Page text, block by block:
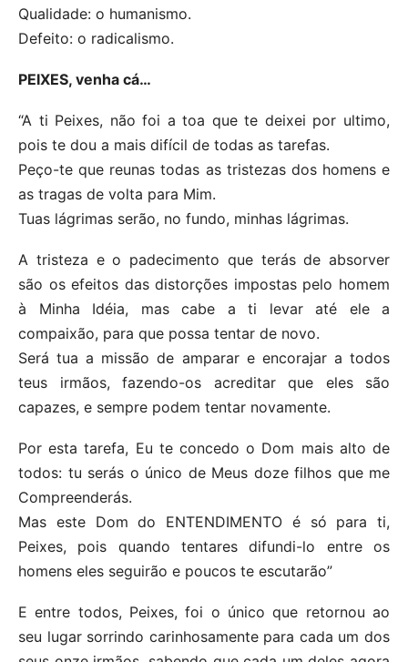
Qualidade: o humanismo.
Defeito: o radicalismo.
PEIXES, venha cá…
“A ti Peixes, não foi a toa que te deixei por ultimo,
pois te dou a mais difícil de todas as tarefas.
Peço-te que reunas todas as tristezas dos homens e
as tragas de volta para Mim.
Tuas lágrimas serão, no fundo, minhas lágrimas.
A tristeza e o padecimento que terás de absorver
são os efeitos das distorções impostas pelo homem
à Minha Idéia, mas cabe a ti levar até ele a
compaixão, para que possa tentar de novo.
Será tua a missão de amparar e encorajar a todos
teus irmãos, fazendo-os acreditar que eles são
capazes, e sempre podem tentar novamente.
Por esta tarefa, Eu te concedo o Dom mais alto de
todos: tu serás o único de Meus doze filhos que me
Compreenderás.
Mas este Dom do ENTENDIMENTO é só para ti,
Peixes, pois quando tentares difundi-lo entre os
homens eles seguirão e poucos te escutarão”
E entre todos, Peixes, foi o único que retornou ao
seu lugar sorrindo carinhosamente para cada um dos